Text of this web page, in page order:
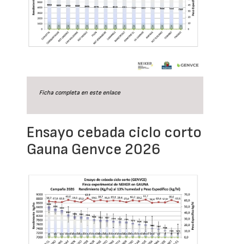
Ficha completa en este enlace
Ensayo cebada ciclo corto
Gauna Genvce 2026